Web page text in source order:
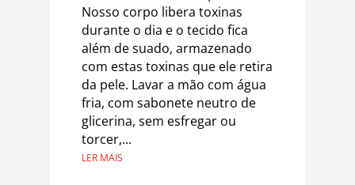
Nosso corpo libera toxinas
durante o dia e o tecido fica
além de suado, armazenado
com estas toxinas que ele retira
da pele. Lavar a mão com água
fria, com sabonete neutro de
glicerina, sem esfregar ou
torcer,...
LER MAIS